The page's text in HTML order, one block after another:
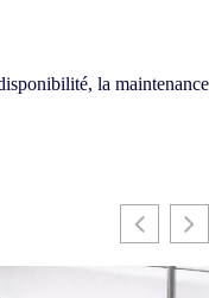
la maintenance